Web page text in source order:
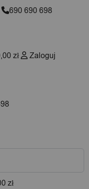
690 690 698
zł
Zaloguj
zł